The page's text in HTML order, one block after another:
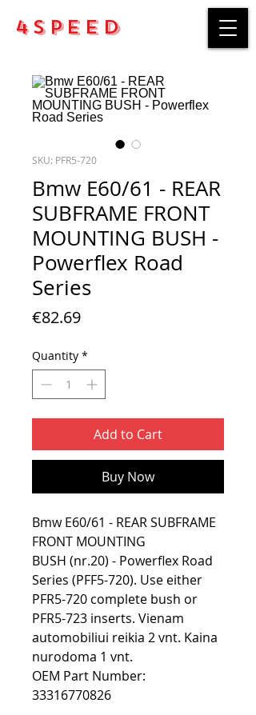
4Speed
SKU: PFR5-720
Bmw E60/61 - REAR
SUBFRAME FRONT
MOUNTING BUSH -
Powerflex Road
Series
€82.69Price
Quantity *
Add to Cart
Buy Now
Bmw E60/61 - REAR SUBFRAME
FRONT MOUNTING
BUSH (nr.20) - Powerflex Road
Series (PFF5-720). Use either
PFR5-720 complete bush or
PFR5-723 inserts. Vienam
automobiliui reikia 2 vnt. Kaina
nurodoma 1 vnt.
OEM Part Number:
33316770826